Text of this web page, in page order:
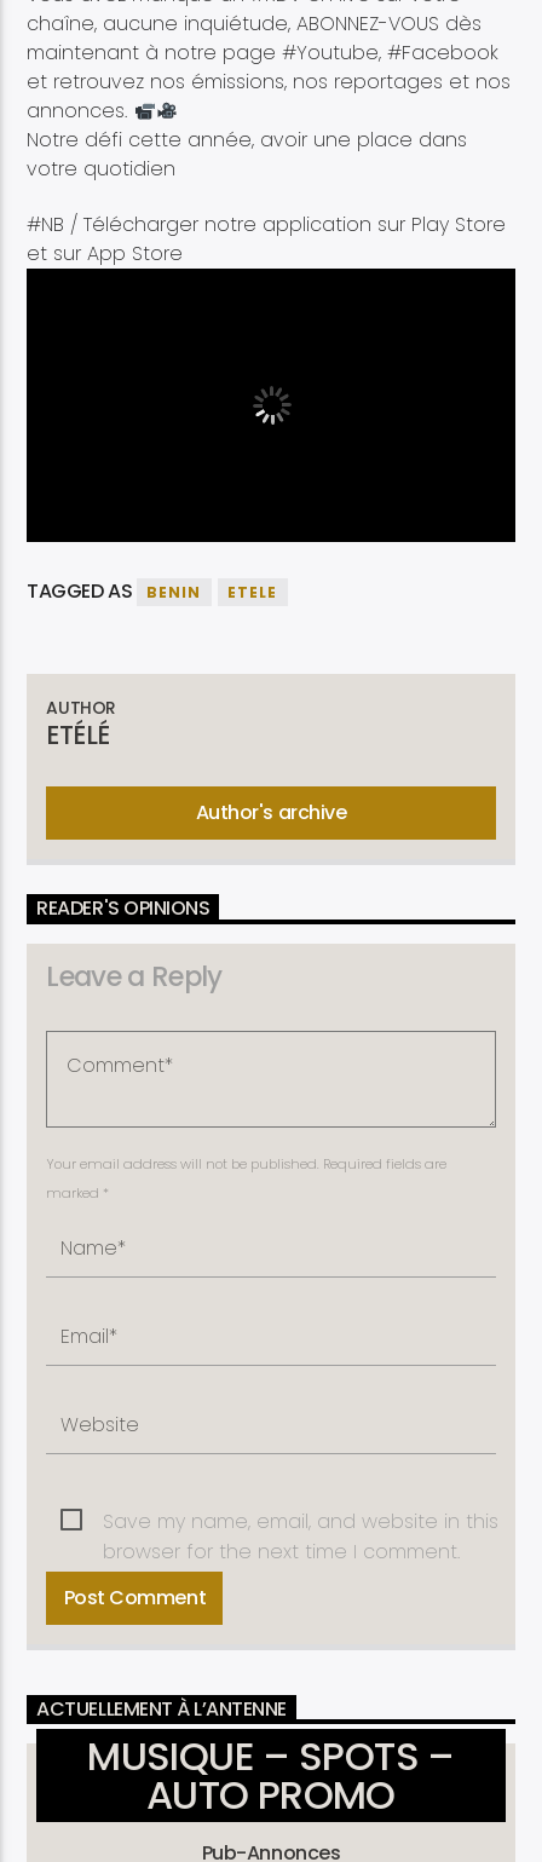
chaîne, aucune inquiétude, ABONNEZ-VOUS dès
maintenant à notre page #Youtube, #Facebook
et retrouvez nos émissions, nos reportages et nos
annonces.
Notre défi cette année, avoir une place dans
votre quotidien
#NB / Télécharger notre application sur Play Store
et sur App Store
TAGGED AS BENIN ETELE
AUTHOR
ETÉLÉ
Author's archive
READER'S OPINIONS
Leave a Reply
Your email address will not be published. Required fields are
marked *
Save my name, email, and website in this
browser for the next time I comment.
ACTUELLEMENT À L’ANTENNE
MUSIQUE – SPOTS –
AUTO PROMO
Pub-Annonces